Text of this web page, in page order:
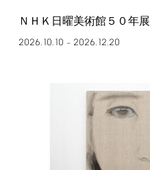
ＮＨＫ日曜美術館５０年展
2026.10.10 – 2026.12.20